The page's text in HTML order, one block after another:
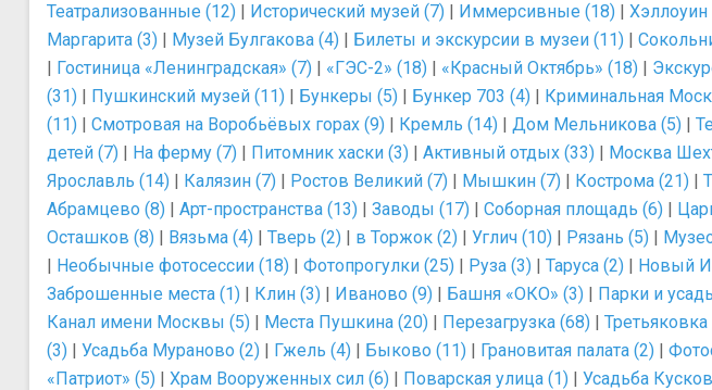
Театрализованные (12) | Исторический музей (7) | Иммерсивные (18) |
Маргарита (3) | Музей Булгакова (4) | Билеты и экскурсии в музеи (11) |
| Гостиница «Ленинградская» (7) | «ГЭС-2» (18) | «Красный Октябрь» (18) |
(31) | Пушкинский музей (11) | Бункеры (5) | Бункер 703 (4) | Криминальная
(11) | Смотровая на Воробьёвых горах (9) | Кремль (14) | Дом Мельникова (5) |
детей (7) | На ферму (7) | Питомник хаски (3) | Активный отдых (33) | Москва
Ярославль (14) | Калязин (7) | Ростов Великий (7) | Мышкин (7) | Кострома (21) |
Абрамцево (8) | Арт-пространства (13) | Заводы (17) | Соборная площадь (6) |
Осташков (8) | Вязьма (4) | Тверь (2) | в Торжок (2) | Углич (10) | Рязань (5) |
| Необычные фотосессии (18) | Фотопрогулки (25) | Руза (3) | Таруса (2) | Новый
Заброшенные места (1) | Клин (3) | Иваново (9) | Башня «ОКО» (3) | Парки и
Канал имени Москвы (5) | Места Пушкина (20) | Перезагрузка (68) |
(3) | Усадьба Мураново (2) | Гжель (4) | Быково (11) | Грановитая палата (2) |
«Патриот» (5) | Храм Вооруженных сил (6) | Поварская улица (1) | Усадьба